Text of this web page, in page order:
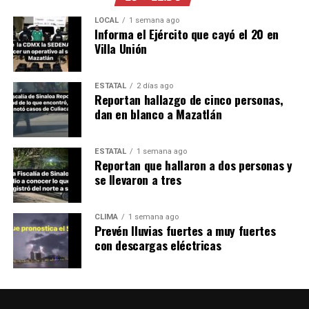
LOCAL 1 semana ago
Informa el Ejército que cayó el 20 en
Villa Unión
ESTATAL 2 días ago
Reportan hallazgo de cinco personas,
dan en blanco a Mazatlán
ESTATAL 1 semana ago
Reportan que hallaron a dos personas y
se llevaron a tres
CLIMA 1 semana ago
Prevén lluvias fuertes a muy fuertes
con descargas eléctricas